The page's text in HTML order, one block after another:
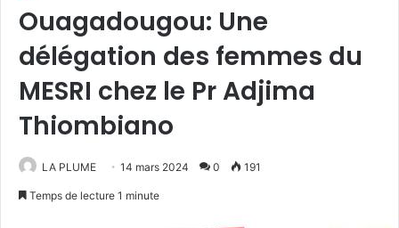
Ouagadougou: Une
délégation des femmes du
MESRI chez le Pr Adjima
Thiombiano
LA PLUME 14 mars 2024 0 191
Temps de lecture 1 minute